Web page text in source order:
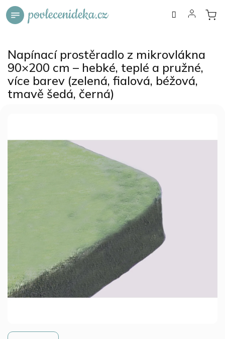
Přejít
na
Napínací prostěradlo z mikrovlákna
90×200 cm – hebké, teplé a pružné,
více barev (zelená, fialová, béžová,
tmavě šedá, černá)